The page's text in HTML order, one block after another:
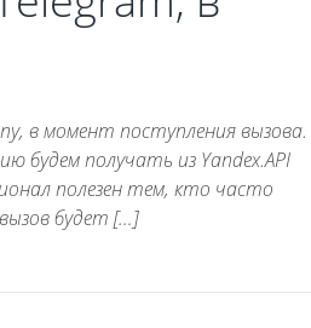
в момент поступления вызова.
будем получать из Yandex.API
полезен тем, кто часто
будет […]